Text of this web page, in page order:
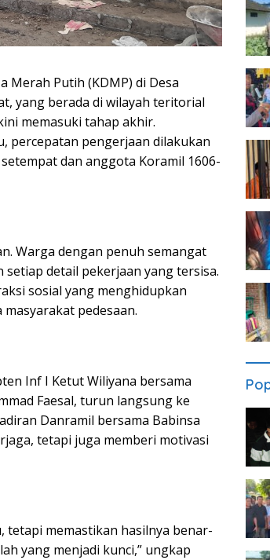
Merah Putih (KDMP) di Desa
yang berada di wilayah teritorial
memasuki tahap akhir.
percepatan pengerjaan dilakukan
dan anggota Koramil 1606-
Warga dengan penuh semangat
detail pekerjaan yang tersisa.
sosial yang menghidupkan
pedesaan.
Inf I Ketut Wiliyana bersama
Faesal, turun langsung ke
Danramil bersama Babinsa
tetapi juga memberi motivasi
tetapi memastikan hasilnya benar-
yang menjadi kunci,” ungkap